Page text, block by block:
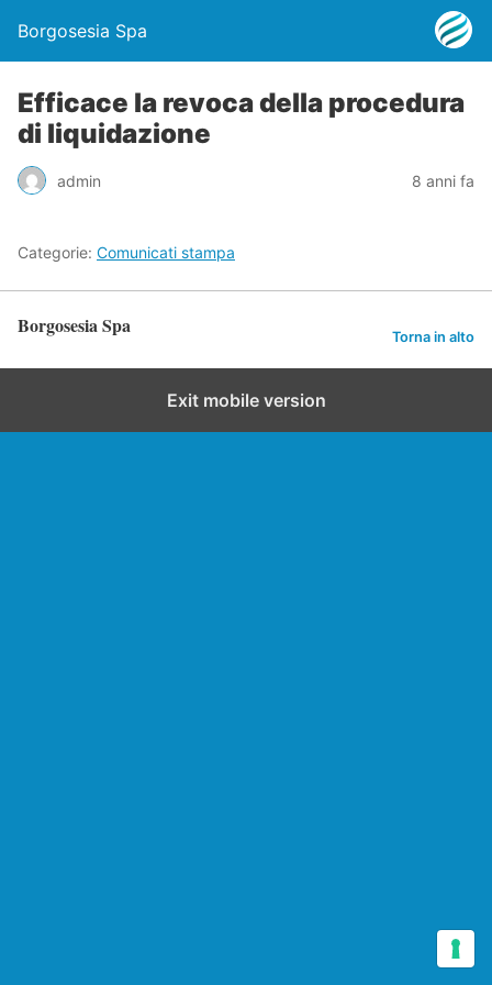
Borgosesia Spa
Efficace la revoca della procedura
di liquidazione
admin 8 anni fa
Categorie: Comunicati stampa
Borgosesia Spa Torna in alto
Exit mobile version